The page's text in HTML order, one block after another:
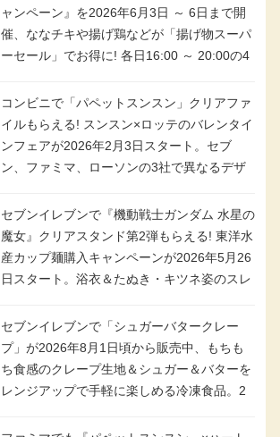
ャンペーン』を2026年6月3日 ～ 6日まで開
催、ななチキや揚げ鶏などが「揚げ物スーパ
ーセール」でお得に! 各日16:00 ～ 20:00の4
アメリカンドッグが税抜き69円!
コンビニで「パペットスンスン」クリアファ
イルもらえる! スンスン×ロッテのバレンタイ
ンフェアが2026年2月3日スタート。セブ
ン、ファミマ、ローソンの3社で異なるデザ
セブンイレブンで『機動戦士ガンダム 水星の
魔女』クリアスタンド第2弾もらえる! 東洋水
産カップ麺購入キャンペーンが2026年5月26
日スタート。浴衣＆たぬき・キツネ姿のスレ
号・5号) / シャディクが全6種のクリアスタ
ンドになって登場!
セブンイレブンで「シュガーバタークレー
プ」が2026年8月1日頃から販売中、もちも
ち食感のクレープ生地＆シュガー＆バターを
レンジアップで手軽に楽しめる冷凍食品。2